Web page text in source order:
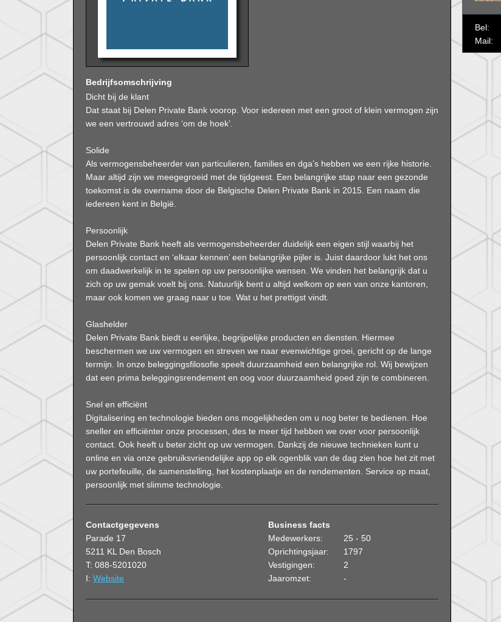
Bedrijfsomschrijving
Dicht bij de klant
Dat staat bij Delen Private Bank voorop. Voor iedereen met een groot of klein vermogen zijn
we een vertrouwd adres ‘om de hoek’.
Solide
Als vermogensbeheerder van particulieren, families en dga’s hebben we een rijke historie.
Maar altijd zijn we meegegroeid met de tijdgeest. Een belangrijke stap naar een gezonde
toekomst is de overname door de Belgische Delen Private Bank in 2015. Een naam die
iedereen kent in België.
Persoonlijk
Delen Private Bank heeft als vermogensbeheerder duidelijk een eigen stijl waarbij het
persoonlijk contact en ‘elkaar kennen’ een belangrijke pijler is. Juist daardoor lukt het ons
om daadwerkelijk in te spelen op uw persoonlijke wensen. We vinden het belangrijk dat u
zich op uw gemak voelt bij ons. Natuurlijk bent u altijd welkom op een van onze kantoren,
maar ook komen we graag naar u toe. Wat u het prettigst vindt.
Glashelder
Delen Private Bank biedt u eerlijke, begrijpelijke producten en diensten. Hiermee
beschermen we uw vermogen en streven we naar evenwichtige groei, gericht op de lange
termijn. In onze beleggingsfilosofie speelt duurzaamheid een belangrijke rol. Wij bewijzen
dat een prima beleggingsrendement en oog voor duurzaamheid goed zijn te combineren.
Snel en efficiënt
Digitalisering en technologie bieden ons mogelijkheden om u nog beter te bedienen. Hoe
sneller en efficiënter onze processen, des te meer tijd hebben we over voor persoonlijk
contact. Ook heeft u beter zicht op uw vermogen. Dankzij de nieuwe technieken kunt u
online en via onze gebruiksvriendelijke app op elk ogenblik van de dag zien hoe het zit met
uw portefeuille, de samenstelling, het kostenplaatje en de rendementen. Service op maat,
persoonlijk met slimme technologie.
Contactgegevens
Parade 17
5211 KL Den Bosch
T: 088-5201020
I: Website
Business facts
Medewerkers:
25 - 50
Oprichtingsjaar:
1797
Vestigingen:
2
Jaaromzet:
-
Bel:
Mail: